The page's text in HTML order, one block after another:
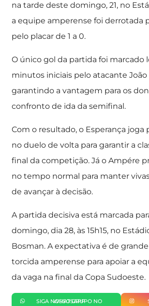
na tarde deste domingo, 21, no
a equipe amperense foi derrotada
pelo placar de 1 a 0.
O único gol da partida foi marcado
minutos iniciais pelo atacante João
garantindo a vantagem para os
confronto de ida da semifinal.
Com o resultado, o Esperança joga
no duelo de volta para garantir a
final da competição. Já o Ampére
no tempo normal para manter
de avançar à decisão.
A partida decisiva está marcada
domingo, dia 28, às 15h15, no
Bosman. A expectativa é de
torcida amperense para apoiar a
da vaga na final da Copa Sudoeste.
SIGA NOSSO GRUPO NO WHATSAPP